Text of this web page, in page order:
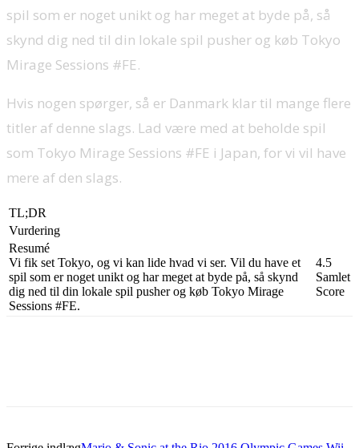
spil som er noget unikt og har meget at byde på, så
skynd dig ned til din lokale spil pusher og køb Tokyo
Mirage Sessions #FE.
Hvis nogen spørger, så er Danmark klar til mange flere
titler af denne slags. Lad være med at beholde spil
som Tokyo Mirage Sessions #FE i Japan, for vi vil have
mere af den slags.
TL;DR
Vurdering
Resumé
Vi fik set Tokyo, og vi kan lide hvad vi ser. Vil du have et
spil som er noget unikt og har meget at byde på, så skynd
dig ned til din lokale spil pusher og køb Tokyo Mirage
Sessions #FE.
4.5
Samlet
Score